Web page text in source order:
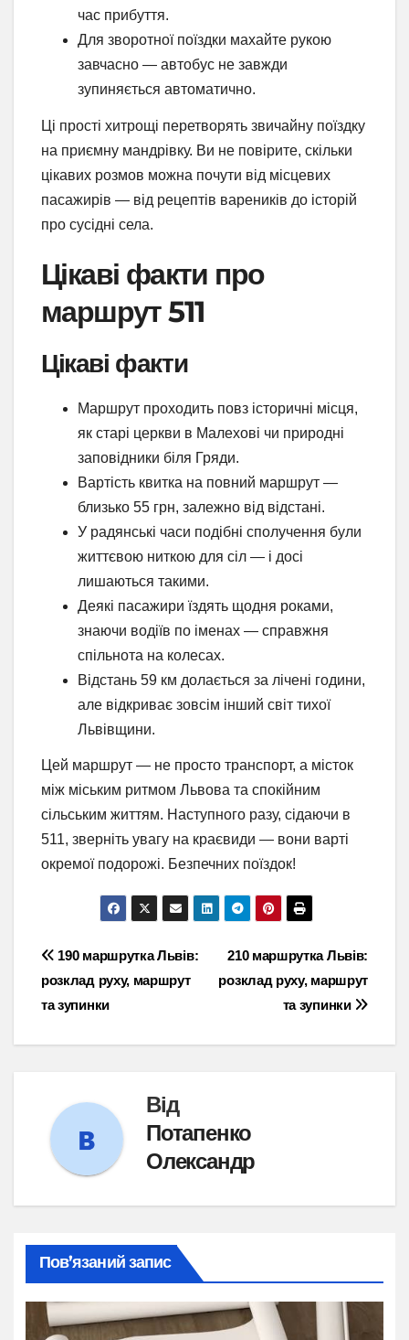
час прибуття.
Для зворотної поїздки махайте рукою
завчасно — автобус не завжди
зупиняється автоматично.
Ці прості хитрощі перетворять звичайну поїздку
на приємну мандрівку. Ви не повірите, скільки
цікавих розмов можна почути від місцевих
пасажирів — від рецептів вареників до історій
про сусідні села.
Цікаві факти про
маршрут 511
Цікаві факти
Маршрут проходить повз історичні місця,
як старі церкви в Малехові чи природні
заповідники біля Гряди.
Вартість квитка на повний маршрут —
близько 55 грн, залежно від відстані.
У радянські часи подібні сполучення були
життєвою ниткою для сіл — і досі
лишаються такими.
Деякі пасажири їздять щодня роками,
знаючи водіїв по іменах — справжня
спільнота на колесах.
Відстань 59 км долається за лічені години,
але відкриває зовсім інший світ тихої
Львівщини.
Цей маршрут — не просто транспорт, а місток
між міським ритмом Львова та спокійним
сільським життям. Наступного разу, сідаючи в
511, зверніть увагу на краєвиди — вони варті
окремої подорожі. Безпечних поїздок!
Навігація
записів
210 маршрутка Львів:
розклад руху, маршрут
та зупинки
190 маршрутка Львів:
розклад руху, маршрут
та зупинки
Від
Потапенко
Олександр
Пов’язаний запис